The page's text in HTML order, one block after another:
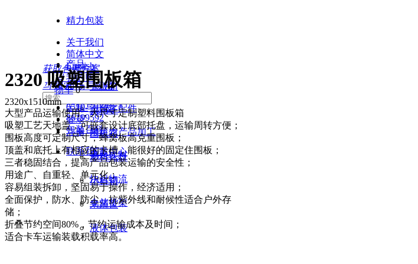
精力包装
关于我们
产品
卡板箱
大箱子
围板箱
塑料托盘
小料箱
果蔬筐
液体包装
市场与应用
汽车零配件
果蔬农产品加工
酒水饮料
快运物流
仓储货架
定制与开发
包装百科
下载中心
联系我们
获取包装方案
끠 搜索
简体中文
English
낙我的购
物车 0
0510-
86199592
登录
注册
2320 吸塑围板箱
2320x1510mm
大型产品运输使用，大尺寸定制塑料围板箱
吸塑工艺天地盖，可嵌套设计底部托盘，运输周转方便；
围板高度可定制尺寸，蜂窝板高克重围板；
顶盖和底托上有相应的卡槽，能很好的固定住围板；
三者稳固结合，提高产品包装运输的安全性；
用途广、自重轻、单元化；
容易组装拆卸，坚固易于操作，经济适用；
全面保护，防水、防尘、抗紫外线和耐候性适合户外存
储；
折叠节约空间80%，节约运输成本及时间；
适合卡车运输装载积载率高。